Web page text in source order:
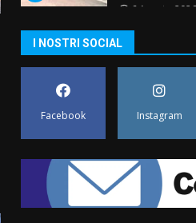
6 Agosto
prima
Belvedere.
6 Agosto 2026
Banda”
7 Agosto
I NOSTRI SOCIAL
Facebook Instagram